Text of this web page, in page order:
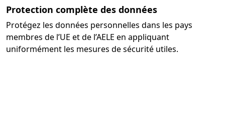
Protection complète des données
Protégez les données personnelles dans les pays
membres de l’UE et de l’AELE en appliquant
uniformément les mesures de sécurité utiles.